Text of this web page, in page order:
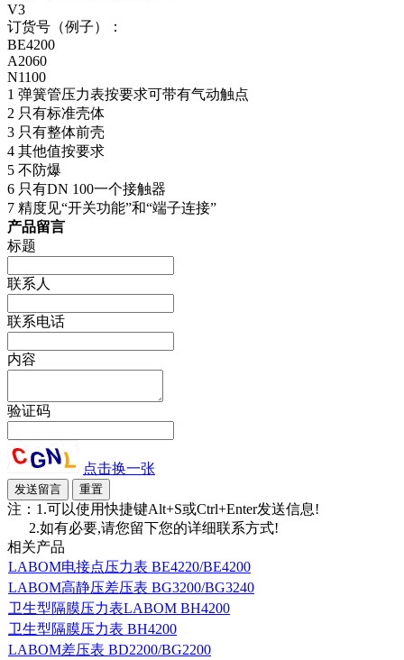
V3
订货号（例子）：
BE4200
A2060
N1100
1 弹簧管压力表按要求可带有气动触点
2 只有标准壳体
3 只有整体前壳
4 其他值按要求
5 不防爆
6 只有DN 100一个接触器
7 精度见“开关功能”和“端子连接”
产品留言
标题
联系人
联系电话
内容
验证码
点击换一张
注：1.可以使用快捷键Alt+S或Ctrl+Enter发送信息!
2.如有必要,请您留下您的详细联系方式!
相关产品
LABOM电接点压力表 BE4220/BE4200
LABOM高静压差压表 BG3200/BG3240
卫生型隔膜压力表LABOM BH4200
卫生型隔膜压力表 BH4200
LABOM差压表 BD2200/BG2200